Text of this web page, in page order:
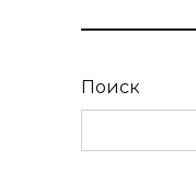
Поиск